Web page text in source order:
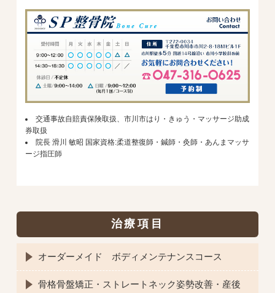
交通事故自賠責保険取扱、市川市はり・きゅう・マッサージ助成
券取扱
院長 滑川 敏昭 国家資格:柔道整復師・鍼師・灸師・あんまマッサ
ージ指圧師
治療項目
オーダーメイド ボディメンテナンスコース
骨格骨盤矯正・ストレートネック姿勢改善・産後